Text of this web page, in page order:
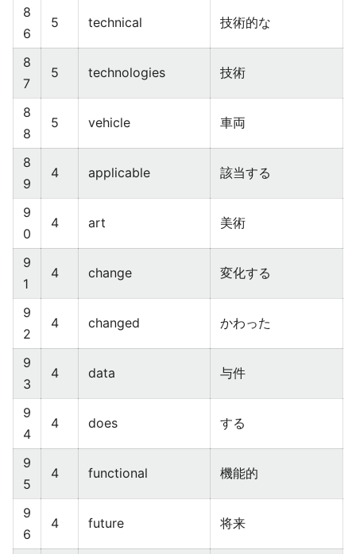
8
6
5 technical 技術的な
8
7
5 technologies 技術
8
8
5 vehicle 車両
8
9
4 applicable 該当する
9
0
4 art 美術
9
1
4 change 変化する
9
2
4 changed かわった
9
3
4 data 与件
9
4
4 does する
9
5
4 functional 機能的
9
6
4 future 将来